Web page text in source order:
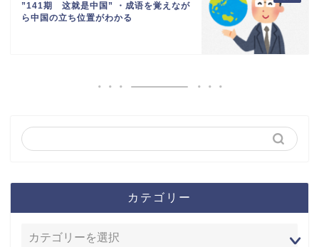
”141期 这就是中国” ・成语を覚えなが
ら中国の立ち位置がわかる
カテゴリー